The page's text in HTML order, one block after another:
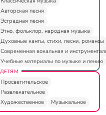
Авторская песня
Эстрадная песня
Этно, фольклор, народная музыка
Духовные канты, стихи, песни, романсы
Современная вокальная и
Учебные материалы по музыке и пению
ДЕТЯМ
Просветительское
Развлекательное
Художественное
Музыкальное